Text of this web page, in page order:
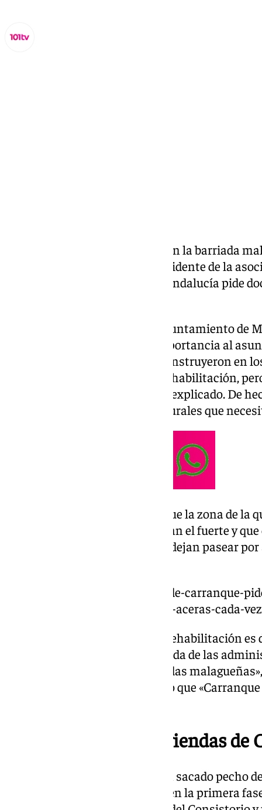
La rehabilitación de viviendas en la barriada
sobre la mesa de debate. El presidente de la
ha asegurado que «la Junta de Andalucía pide
El concejal de Vivienda en el Ayuntamiento de
restado —en cierta parte— importancia al
barrio, que es muy grande, se construyeron en
barriada entera necesita una rehabilitación,
barrio antiguo de la ciudad», ha explicado. De
viviendas tienen daños estructurales que
Rueda, además, ha asegurado que la zona de
‘Proyecto Vecinal’, a lo que llaman el fuerte y
soportales, es privada. «No nos dejan pasear
https://www.101tv.es/vecinos-de-carranque-
estan-rajados-por-grietas-y-las-aceras-cada-
«El deber de conservación y de rehabilitación
vecinos, que cuentan con la ayuda de las
recursos, igual que otras barriadas
misma línea, Rueda ha indicado que
Rehabilitación de viviendas de
Desde la Casona del Parque han sacado
en Carranque, asegurando que en la primera